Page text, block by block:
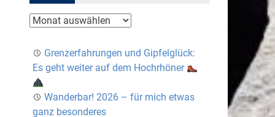
Archiv
Grenzerfahrungen und Gipfelglück:
Es geht weiter auf dem Hochrhöner
Wanderbar! 2026 – für mich etwas
ganz besonderes